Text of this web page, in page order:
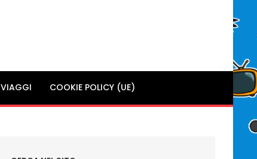
VIAGGI COOKIE POLICY (UE)